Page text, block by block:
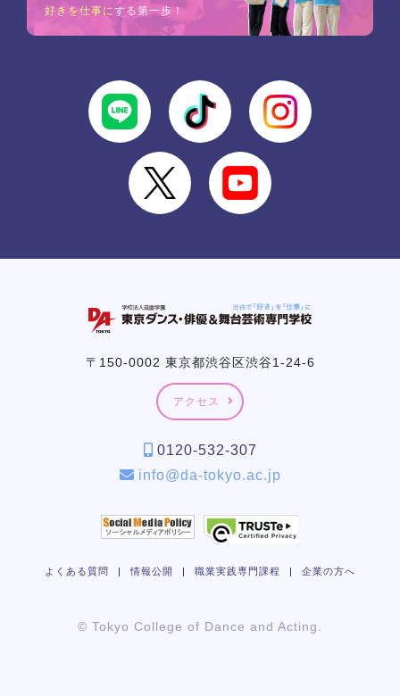
好きを仕事にする第一歩！
〒150-0002 東京都渋谷区渋谷1-24-6
アクセス
0120-532-307
info@da-tokyo.ac.jp
よくある質問 | 情報公開 | 職業実践専門課程 | 企業の方へ
© Tokyo College of Dance and Acting.